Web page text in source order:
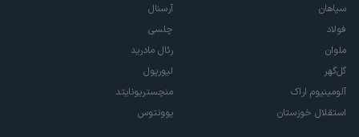
سپاهان
فولاد
ملوان
گل‌گهر
آلومینیوم اراک
استقلال خوزستان
آرسنال
چلسی
رئال مادرید
لیورپول
منچستریونایتد
یوونتوس